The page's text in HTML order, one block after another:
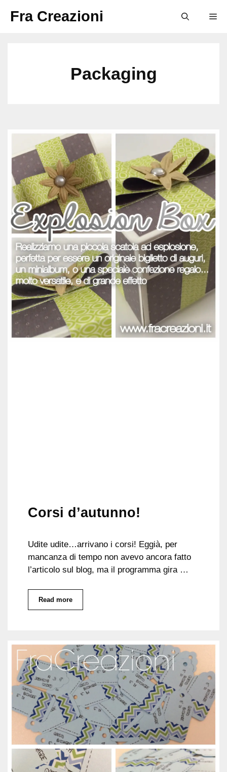
Fra Creazioni
Packaging
Corsi d’autunno!
Udite udite…arrivano i corsi! Eggià, per
mancanza di tempo non avevo ancora fatto
l’articolo sul blog, ma il programma gira …
Read more